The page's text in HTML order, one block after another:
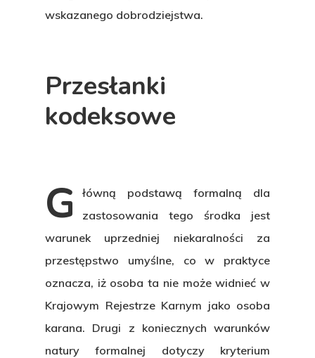
wskazanego dobrodziejstwa.
Przesłanki
kodeksowe
G
łówną podstawą formalną dla
zastosowania tego środka jest
warunek uprzedniej niekaralności za
przestępstwo umyślne, co w praktyce
oznacza, iż osoba ta nie może widnieć w
Krajowym Rejestrze Karnym jako osoba
karana. Drugi z koniecznych warunków
natury formalnej dotyczy kryterium